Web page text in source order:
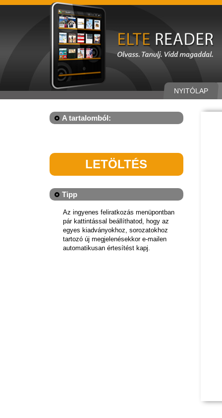
NYITÓLAP
A tartalomból:
LETÖLTÉS
Tipp
Az ingyenes feliratkozás menüpontban
pár kattintással beállíthatod, hogy az
egyes kiadványokhoz, sorozatokhoz
tartozó új megjelenésekkor e-mailen
automatikusan értesítést kapj.